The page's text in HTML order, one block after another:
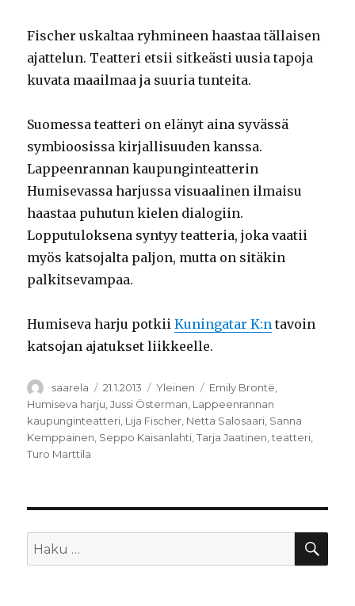
Fischer uskaltaa ryhmineen haastaa tällaisen
ajattelun. Teatteri etsii sitkeästi uusia tapoja
kuvata maailmaa ja suuria tunteita.
Suomessa teatteri on elänyt aina syvässä
symbioosissa kirjallisuuden kanssa.
Lappeenrannan kaupunginteatterin
Humisevassa harjussa visuaalinen ilmaisu
haastaa puhutun kielen dialogiin.
Lopputuloksena syntyy teatteria, joka vaatii
myös katsojalta paljon, mutta on sitäkin
palkitsevampaa.
Humiseva harju potkiiKuningatar K:n tavoin
katsojan ajatukset liikkeelle.
Kirjoittaja
saarela Julkaistu
21.1.2013 Kategoriat
Yleinen Avainsanat
Emily Brontë
Humiseva harju ,Jussi Österman Lappeenrannan
kaupunginteatteri Lija Fischer Netta Salosaari Sanna
Kemppainen Seppo Kaisanlahti ,Tarja Jaatinen ,teatteri
Turo Marttila
Etsi: